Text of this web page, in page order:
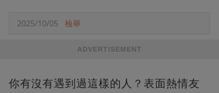
2025/10/05 檢舉
ADVERTISEMENT
你有沒有遇到過這樣的人？表面熱情友